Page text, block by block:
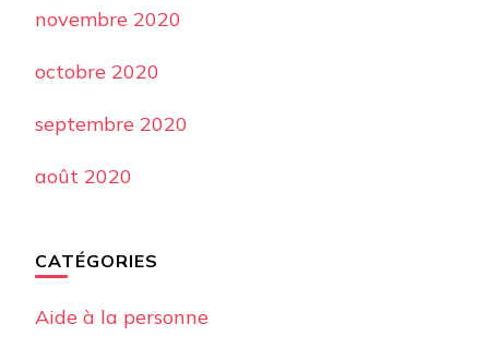
novembre 2020
octobre 2020
septembre 2020
août 2020
CATÉGORIES
Aide à la personne